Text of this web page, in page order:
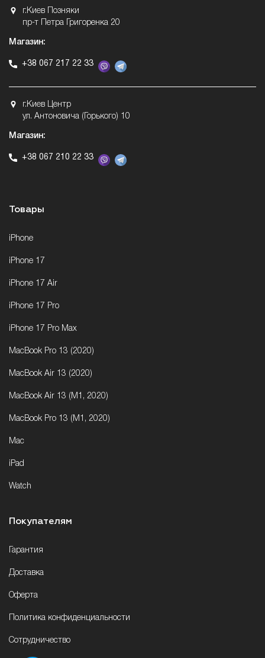
г.Киев Позняки
пр-т Петра Григоренка 20
Магазин:
+38 067 217 22 33
г.Киев Центр
ул. Антоновича (Горького) 10
Магазин:
+38 067 210 22 33
Товары
iPhone
iPhone 17
iPhone 17 Air
iPhone 17 Pro
iPhone 17 Pro Max
MacBook Pro 13 (2020)
MacBook Air 13 (2020)
MacBook Air 13 (M1, 2020)
MacBook Pro 13 (M1, 2020)
Mac
iPad
Watch
Покупателям
Гарантия
Доставка
Оферта
Политика конфиденциальности
Сотрудничество